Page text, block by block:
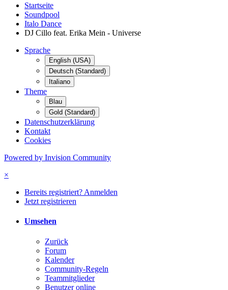
Startseite
Soundpool
Italo Dance
DJ Cillo feat. Erika Mein - Universe
Sprache
English (USA)
Deutsch (Standard)
Italiano
Theme
Blau
Gold (Standard)
Datenschutzerklärung
Kontakt
Cookies
Powered by Invision Community
×
Bereits registriert? Anmelden
Jetzt registrieren
Umsehen
Zurück
Forum
Kalender
Community-Regeln
Teammitglieder
Benutzer online